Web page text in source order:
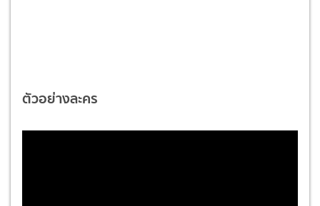
ตัวอย่างละคร